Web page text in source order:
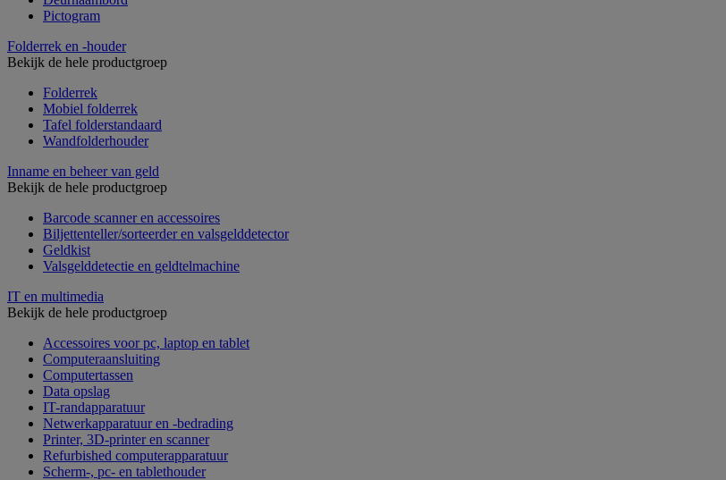
Pictogram
Folderrek en -houder
Bekijk de hele productgroep
Folderrek
Mobiel folderrek
Tafel folderstandaard
Wandfolderhouder
Inname en beheer van geld
Bekijk de hele productgroep
Barcode scanner en accessoires
Biljettenteller/sorteerder en valsgelddetector
Geldkist
Valsgelddetectie en geldtelmachine
IT en multimedia
Bekijk de hele productgroep
Accessoires voor pc, laptop en tablet
Computeraansluiting
Computertassen
Data opslag
IT-randapparatuur
Netwerkapparatuur en -bedrading
Printer, 3D-printer en scanner
Refurbished computerapparatuur
Scherm-, pc- en tablethouder